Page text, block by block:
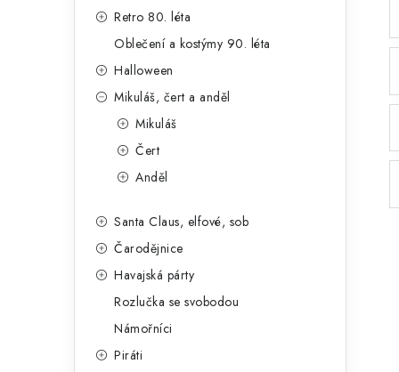
Retro 80. léta
Oblečení a kostýmy 90. léta
Halloween
Mikuláš, čert a anděl
Mikuláš
Čert
Anděl
Santa Claus, elfové, sob
Čarodějnice
Havajská párty
Rozlučka se svobodou
Námořníci
Piráti